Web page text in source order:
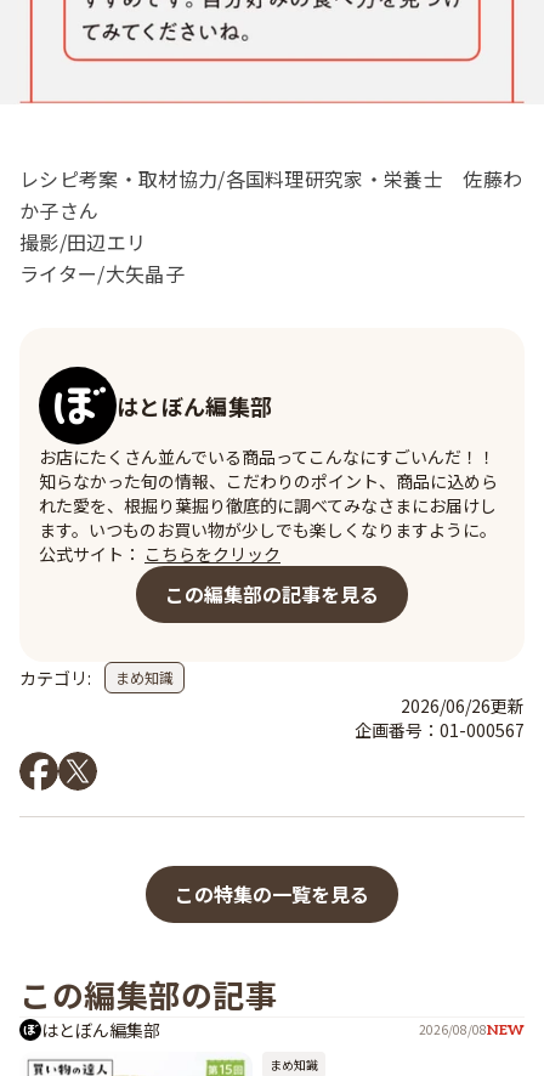
レシピ考案・取材協力/各国料理研究家・栄養士　佐藤わ
か子さん
撮影/田辺エリ
ライター/大矢晶子
はとぼん編集部
お店にたくさん並んでいる商品ってこんなにすごいんだ！！
知らなかった旬の情報、こだわりのポイント、商品に込めら
れた愛を、根掘り葉掘り徹底的に調べてみなさまにお届けし
ます。いつものお買い物が少しでも楽しくなりますように。
公式サイト： こちらをクリック
この編集部の記事を見る
カテゴリ: まめ知識
2026/06/26更新
企画番号： 01-000567
この特集の一覧を見る
この編集部の記事
はとぼん編集部 2026/08/08NEW
まめ知識